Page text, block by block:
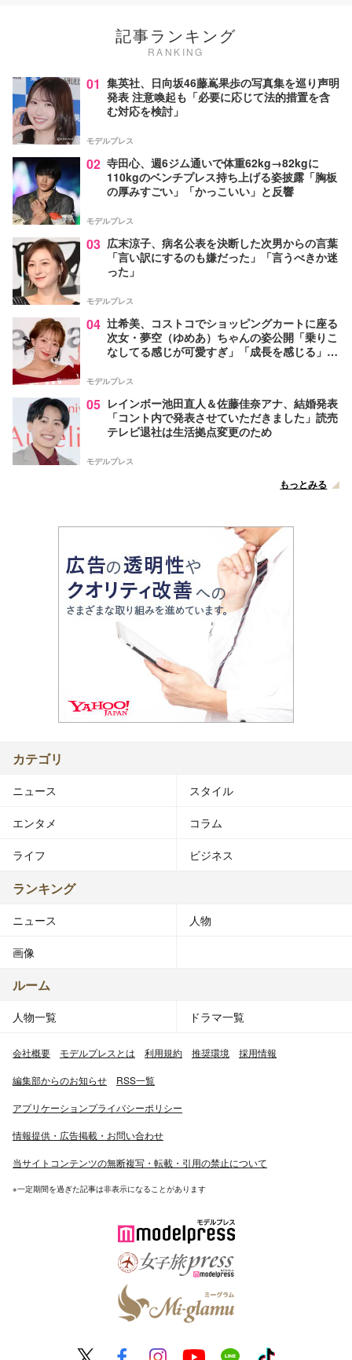
記事ランキング
RANKING
01 集英社、日向坂46藤嶌果歩の写真集を巡り声明
発表 注意喚起も「必要に応じて法的措置を含
む対応を検討」
モデルプレス
02 寺田心、週6ジム通いで体重62kg→82kgに
110kgのベンチプレス持ち上げる姿披露「胸板
の厚みすごい」「かっこいい」と反響
モデルプレス
03 広末涼子、病名公表を決断した次男からの言葉
「言い訳にするのも嫌だった」「言うべきか迷
った」
モデルプレス
04 辻希美、コストコでショッピングカートに座る
次女・夢空（ゆめあ）ちゃんの姿公開「乗りこ
なしてる感じが可愛すぎ」「成長を感じる」の
モデルプレス
05 レインボー池田直人＆佐藤佳奈アナ、結婚発表
「コント内で発表させていただきました」読売
テレビ退社は生活拠点変更のため
モデルプレス
もっとみる
カテゴリ
ニュース スタイル
エンタメ コラム
ライフ ビジネス
ランキング
ニュース 人物
画像
ルーム
人物一覧 ドラマ一覧
会社概要 モデルプレスとは 利用規約 推奨環境 採用情報
編集部からのお知らせ RSS一覧
アプリケーションプライバシーポリシー
情報提供・広告掲載・お問い合わせ
当サイトコンテンツの無断複写・転載・引用の禁止について
※一定期間を過ぎた記事は非表示になることがあります